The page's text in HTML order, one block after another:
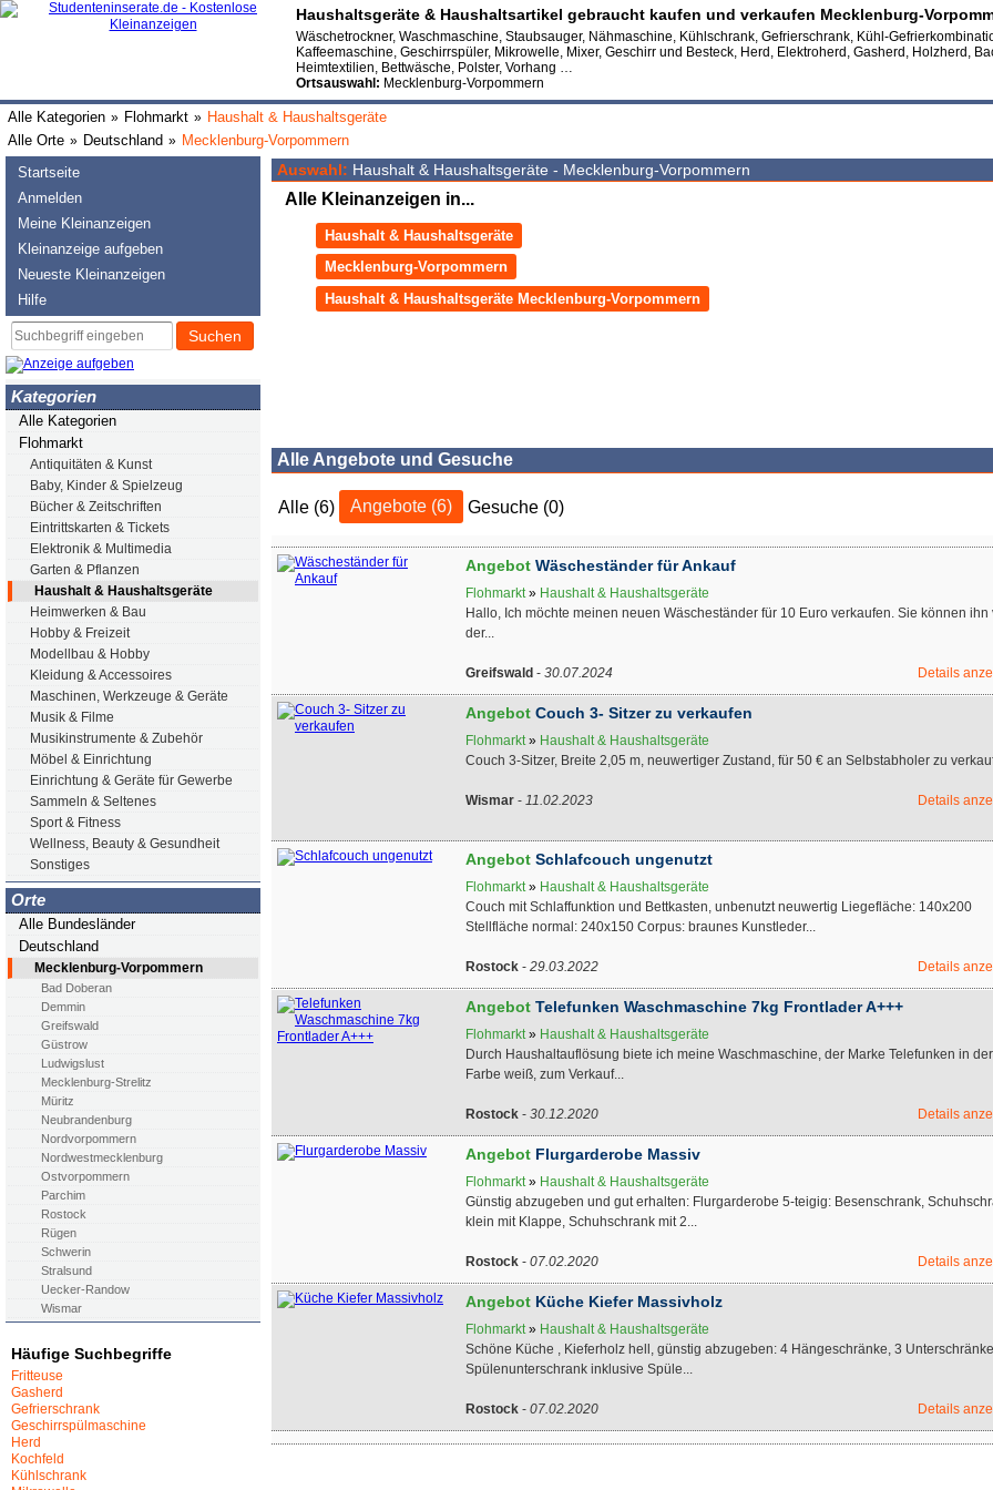
Haushaltsgeräte & Haushaltsartikel gebraucht kaufen und verkaufen Mecklenburg-
Wäschetrockner, Waschmaschine, Staubsauger, Nähmaschine, Kühlschrank, Gefrierschrank, Kühl-
Kaffeemaschine, Geschirrspüler, Mikrowelle, Mixer, Geschirr und Besteck, Herd, Elektroherd, Gasherd, Holzherd,
Heimtextilien, Bettwäsche, Polster, Vorhang …
Ortsauswahl: Mecklenburg-Vorpommern
Alle Kategorien » Flohmarkt » Haushalt & Haushaltsgeräte
Alle Orte » Deutschland » Mecklenburg-Vorpommern
Startseite
Anmelden
Meine Kleinanzeigen
Kleinanzeige aufgeben
Neueste Kleinanzeigen
Hilfe
Suchen
Kategorien
Alle Kategorien
Flohmarkt
Antiquitäten & Kunst
Baby, Kinder & Spielzeug
Bücher & Zeitschriften
Eintrittskarten & Tickets
Elektronik & Multimedia
Garten & Pflanzen
Haushalt & Haushaltsgeräte
Heimwerken & Bau
Hobby & Freizeit
Modellbau & Hobby
Kleidung & Accessoires
Maschinen, Werkzeuge & Geräte
Musik & Filme
Musikinstrumente & Zubehör
Möbel & Einrichtung
Einrichtung & Geräte für Gewerbe
Sammeln & Seltenes
Sport & Fitness
Wellness, Beauty & Gesundheit
Sonstiges
Orte
Alle Bundesländer
Deutschland
Mecklenburg-Vorpommern
Bad Doberan
Demmin
Greifswald
Güstrow
Ludwigslust
Mecklenburg-Strelitz
Müritz
Neubrandenburg
Nordvorpommern
Nordwestmecklenburg
Ostvorpommern
Parchim
Rostock
Rügen
Schwerin
Stralsund
Uecker-Randow
Wismar
Häufige Suchbegriffe
Fritteuse
Gasherd
Gefrierschrank
Geschirrspülmaschine
Herd
Kochfeld
Kühlschrank
Auswahl: Haushalt & Haushaltsgeräte - Mecklenburg-Vorpommern
Alle Kleinanzeigen in...
Haushalt & Haushaltsgeräte
Mecklenburg-Vorpommern
Haushalt & Haushaltsgeräte Mecklenburg-Vorpommern
Alle Angebote und Gesuche
Alle (6) Angebote (6) Gesuche (0)
Angebot Wäscheständer für Ankauf
Flohmarkt» Haushalt & Haushaltsgeräte
Hallo, Ich möchte meinen neuen Wäscheständer für 10 Euro verkaufen. Sie können ihn
der...
Greifswald - 30.07.2024 Details
Angebot Couch 3- Sitzer zu verkaufen
Flohmarkt» Haushalt & Haushaltsgeräte
Couch 3-Sitzer, Breite 2,05 m, neuwertiger Zustand, für 50 € an Selbstabholer zu
Wismar - 11.02.2023 Details
Angebot Schlafcouch ungenutzt
Flohmarkt» Haushalt & Haushaltsgeräte
Couch mit Schlaffunktion und Bettkasten, unbenutzt neuwertig Liegefläche: 140x200
Stellfläche normal: 240x150 Corpus: braunes Kunstleder...
Rostock - 29.03.2022 Details
Angebot Telefunken Waschmaschine 7kg Frontlader A+++
Flohmarkt» Haushalt & Haushaltsgeräte
Durch Haushaltauflösung biete ich meine Waschmaschine, der Marke Telefunken in der
Farbe weiß, zum Verkauf...
Rostock - 30.12.2020 Details
Angebot Flurgarderobe Massiv
Flohmarkt» Haushalt & Haushaltsgeräte
Günstig abzugeben und gut erhalten: Flurgarderobe 5-teigig: Besenschrank,
klein mit Klappe, Schuhschrank mit 2...
Rostock - 07.02.2020 Details
Angebot Küche Kiefer Massivholz
Flohmarkt» Haushalt & Haushaltsgeräte
Schöne Küche , Kieferholz hell, günstig abzugeben: 4 Hängeschränke, 3
Spülenunterschrank inklusive Spüle...
Rostock - 07.02.2020 Details